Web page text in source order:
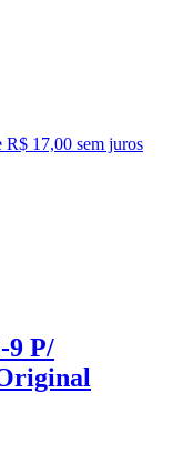
R$ 17,00 sem juros
9 P/